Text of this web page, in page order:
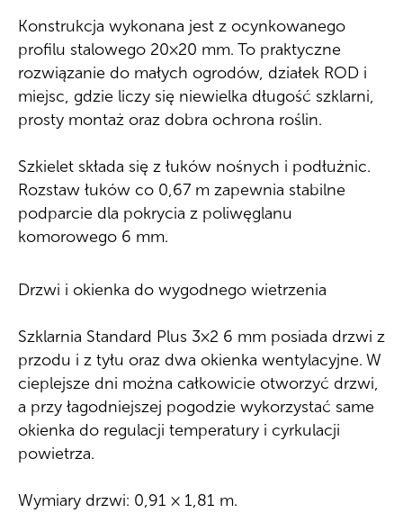
Konstrukcja wykonana jest z ocynkowanego
profilu stalowego 20×20 mm. To praktyczne
rozwiązanie do małych ogrodów, działek ROD i
miejsc, gdzie liczy się niewielka długość szklarni,
prosty montaż oraz dobra ochrona roślin.
Szkielet składa się z łuków nośnych i podłużnic.
Rozstaw łuków co 0,67 m zapewnia stabilne
podparcie dla pokrycia z poliwęglanu
komorowego 6 mm.
Drzwi i okienka do wygodnego wietrzenia
Szklarnia Standard Plus 3×2 6 mm posiada drzwi z
przodu i z tyłu oraz dwa okienka wentylacyjne. W
cieplejsze dni można całkowicie otworzyć drzwi,
a przy łagodniejszej pogodzie wykorzystać same
okienka do regulacji temperatury i cyrkulacji
powietrza.
Wymiary drzwi: 0,91 × 1,81 m.